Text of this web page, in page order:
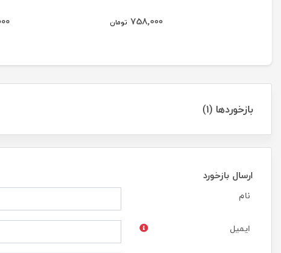
758,000 تومان
بازخوردها (1)
ارسال بازخورد
نام
ایمیل